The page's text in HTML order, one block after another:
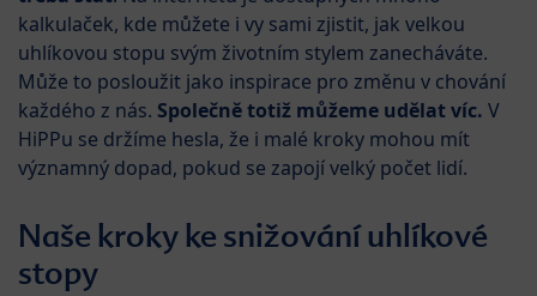
kalkulaček, kde můžete i vy sami zjistit, jak velkou
uhlíkovou stopu svým životním stylem zanecháváte.
Může to posloužit jako inspirace pro změnu v chování
každého z nás. Společně totiž můžeme udělat víc. V
HiPPu se držíme hesla, že i malé kroky mohou mít
významný dopad, pokud se zapojí velký počet lidí.
Naše kroky ke snižování uhlíkové
stopy